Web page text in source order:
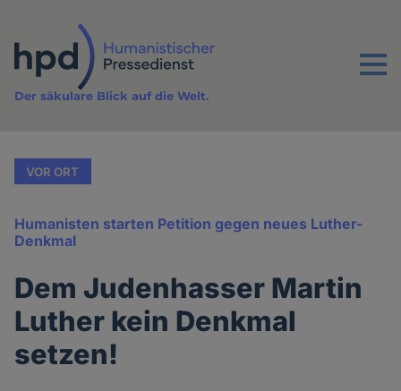
Inhalt
Menu
Der säkulare Blick auf die Welt.
VOR ORT
Humanisten starten Petition gegen neues Luther-
Denkmal
Dem Judenhasser Martin
Luther kein Denkmal
setzen!